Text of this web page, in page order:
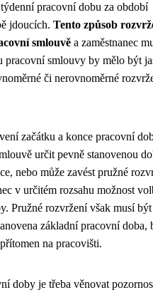
pracovní dobu za období
jdoucích. Tento způsob
smlouvě a zaměstnanec
pracovní smlouvy by mělo být
či nerovnoměrné
začátku a konce pracovní
určit pevně stanovenou
nebo může zavést pružné
v určitém rozsahu možnost
Pružné rozvržení však musí být
základní pracovní doba,
na pracovišti.
doby je třeba věnovat